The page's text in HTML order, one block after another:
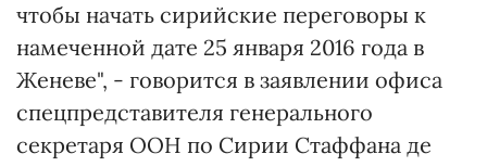
чтобы начать сирийские переговоры к
намеченной дате 25 января 2016 года в
Женеве", - говорится в заявлении офиса
спецпредставителя генерального
секретаря ООН по Сирии Стаффана де